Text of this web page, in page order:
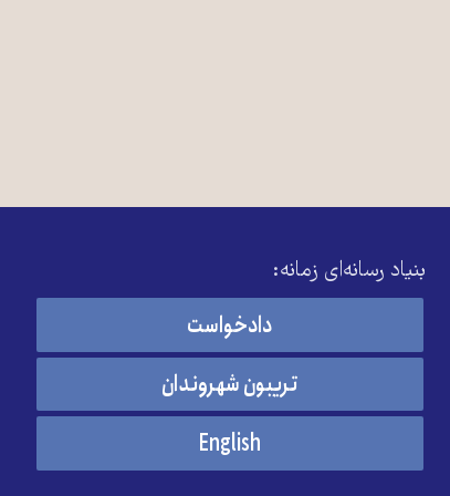
بنیاد رسانه‌ای زمانه:
دادخواست
تریبون شهروندان
English